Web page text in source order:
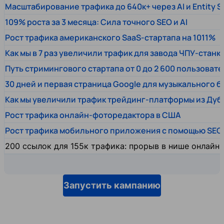
Масштабирование трафика до 640к+ через AI и Entity
109% роста за 3 месяца: Сила точного SEO и AI
Рост трафика американского SaaS-стартапа на 1011%
Как мы в 7 раз увеличили трафик для завода ЧПУ-
Путь стримингового стартапа от 0 до 2 600
30 дней и первая страница Google для музыкального
Как мы увеличили трафик трейдинг-платформы из
Рост трафика онлайн-фоторедактора в США
Рост трафика мобильного приложения с помощью SEO
200 ссылок для 155к трафика: прорыв в нише
Запустить кампанию